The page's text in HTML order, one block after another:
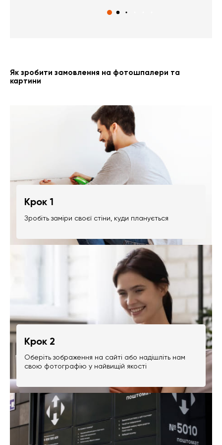
Як зробити замовлення на фотошпалери та
картини
Крок 1
Зробіть заміри своєї стіни, куди планується
Крок 2
Оберіть зображення на сайті або надішліть нам
свою фотографію у найвищій якості